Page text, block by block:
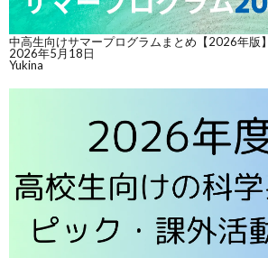
中高生向けサマープログラムまとめ【2026年版】
2026年5月18日
Yukina